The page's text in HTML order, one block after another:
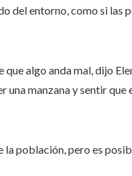
del entorno, como si las
algo anda mal, dijo
manzana y sentir que
población, pero es